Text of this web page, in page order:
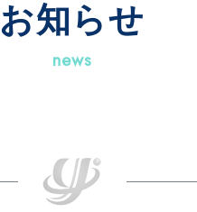
お知らせ
news